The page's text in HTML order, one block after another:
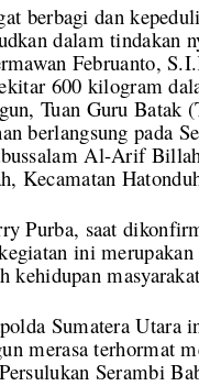
berbagi dan
dalam tindakan
Februanto,
600 kilogram
Tuan Guru Batak
berlangsung pada
Al-Arif
Kecamatan
Purba, saat
ini
kehidupan
Sumatera Utara
merasa terhormat
Serambi